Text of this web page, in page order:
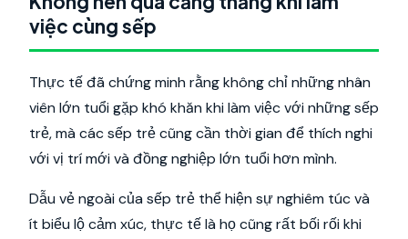
việc cùng sếp
Thực tế đã chứng minh rằng không chỉ những nhân
viên lớn tuổi gặp khó khăn khi làm việc với những sếp
trẻ, mà các sếp trẻ cũng cần thời gian để thích nghi
với vị trí mới và đồng nghiệp lớn tuổi hơn mình.
Dẫu vẻ ngoài của sếp trẻ thể hiện sự nghiêm túc và
ít biểu lộ cảm xúc, thực tế là họ cũng rất bối rối khi